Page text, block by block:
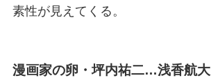
素性が見えてくる。
漫画家の卵・坪内祐二…浅香航大